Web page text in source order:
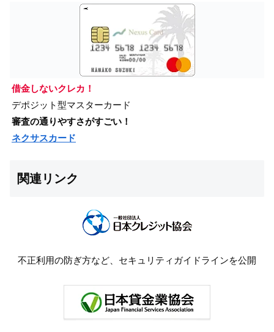
借金しないクレカ！
デポジット型マスターカード
審査の通りやすさがすごい！
ネクサスカード
関連リンク
不正利用の防ぎ方など、セキュリティガイドラインを公開